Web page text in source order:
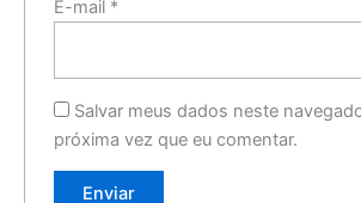
E-mail *
Salvar meus dados neste
próxima vez que eu comentar.